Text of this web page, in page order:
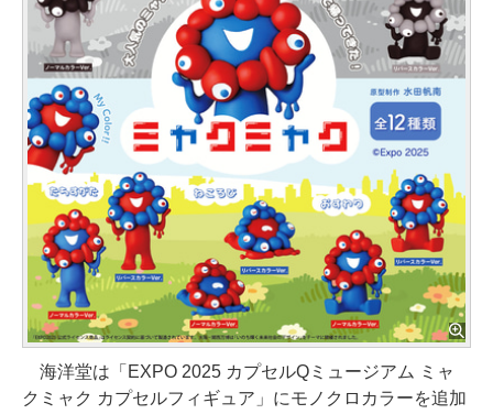
海洋堂は「EXPO 2025 カプセルQミュージアム ミャ
クミャク カプセルフィギュア」にモノクロカラーを追加